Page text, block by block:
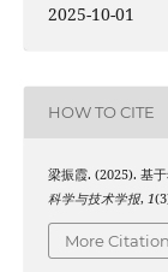
2025-10-01
HOW TO CITE
梁振霞. (2025). 基
科学与技术学报, 1
More